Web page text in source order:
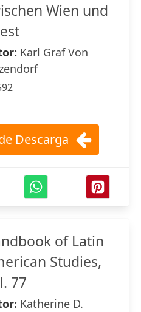
Wien und
Karl Graf Von
Descarga
of Latin
Studies,
77
Katherine D.